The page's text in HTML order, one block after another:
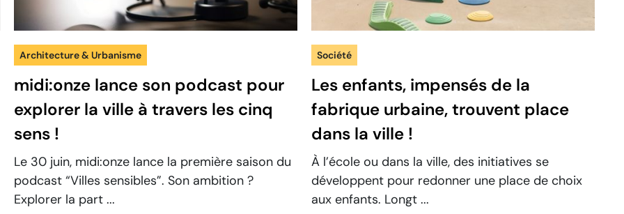
Architecture & Urbanisme
midi:onze lance son podcast pour
explorer la ville à travers les cinq
sens !
Le 30 juin, midi:onze lance la première saison du
podcast “Villes sensibles”. Son ambition ?
Explorer la part ...
Société
Les enfants, impensés de la
fabrique urbaine, trouvent place
dans la ville !
À l’école ou dans la ville, des initiatives se
développent pour redonner une place de choix
aux enfants. Longt ...